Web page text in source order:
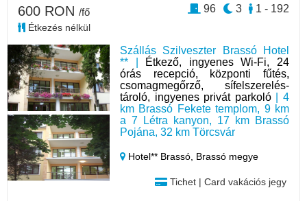
Szállás Szilveszter Brassó Hotel
** |
Étkező, ingyenes Wi-Fi, 24
órás recepció, központi fűtés,
csomagmegőrző, sífelszerelés-
tároló, ingyenes privát parkoló| 4
km Brassó Fekete templom, 9 km
a 7 Létra kanyon, 17 km Brassó
Pojána, 32 km Törcsvár
Hotel** Brassó, Brassó megye
Tichet | Card vakációs jegy
600 RON /fő
Étkezés nélkül
1 - 192
3
96